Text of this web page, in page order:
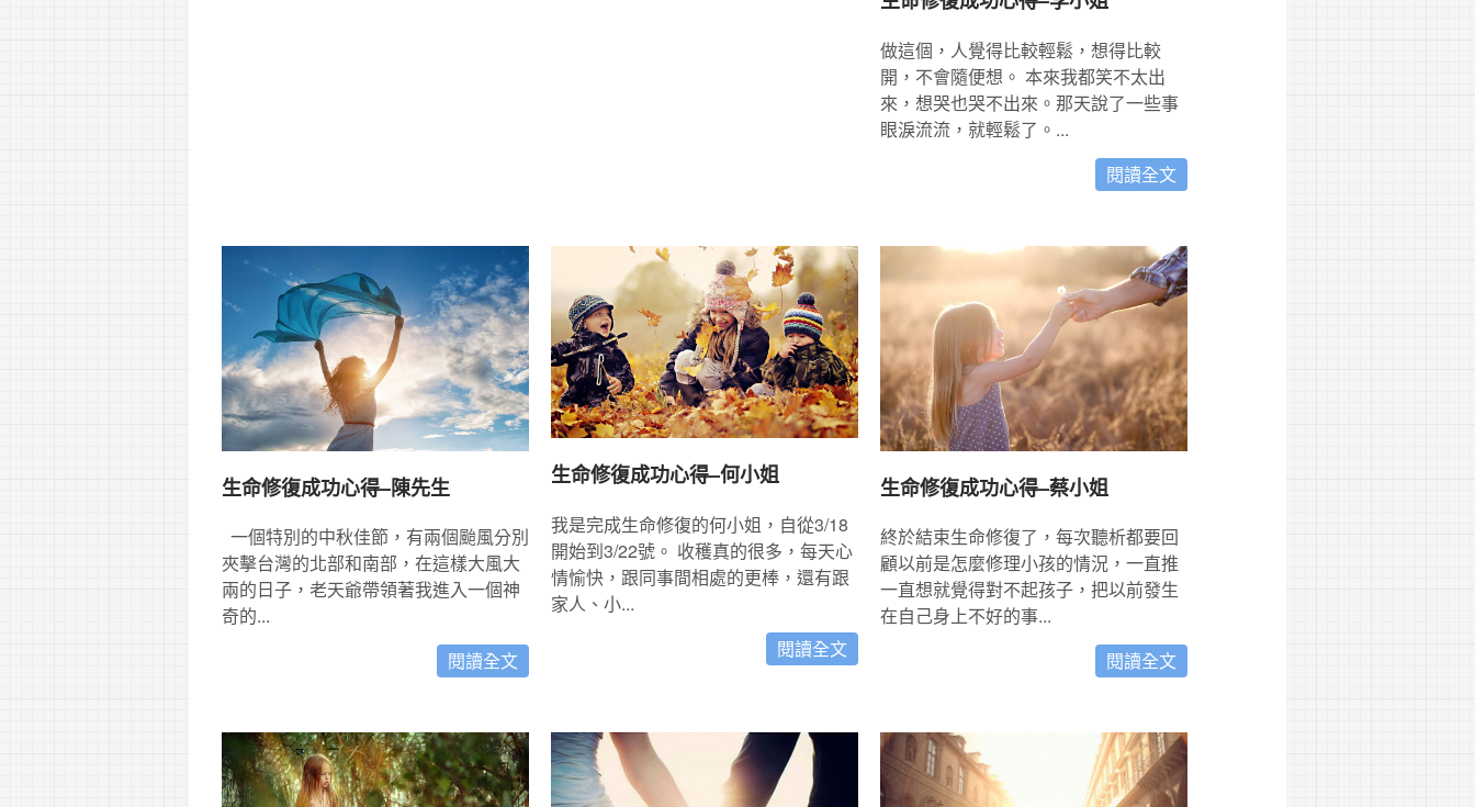
做這個，人覺得比較輕鬆，想得比較
開，不會隨便想。 本來我都笑不太出
來，想哭也哭不出來。那天說了一些事
眼淚流流，就輕鬆了。...
閱讀全文
生命修復成功心得–陳先生
一個特別的中秋佳節，有兩個颱風分別
夾擊台灣的北部和南部，在這樣大風大
兩的日子，老天爺帶領著我進入一個神
奇的...
閱讀全文
生命修復成功心得–何小姐
我是完成生命修復的何小姐，自從3/18
開始到3/22號。 收穫真的很多，每天心
情愉快，跟同事間相處的更棒，還有跟
家人、小...
閱讀全文
生命修復成功心得–蔡小姐
終於結束生命修復了，每次聽析都要回
顧以前是怎麼修理小孩的情況，一直推
一直想就覺得對不起孩子，把以前發生
在自己身上不好的事...
閱讀全文